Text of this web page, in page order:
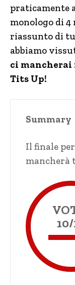
praticamente
monologo di 4
riassunto di
abbiamo
ci mancherai
Tits Up!
Summary
Il finale
mancherà